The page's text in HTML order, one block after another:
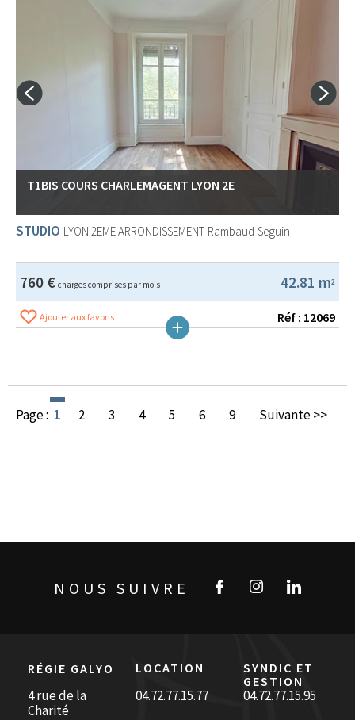
T1BIS COURS CHARLEMAGENT LYON 2E
STUDIO LYON 2EME ARRONDISSEMENT Rambaud-Seguin
42.81 m2
760 € charges comprises par mois
Ajouter aux favoris Réf : 12069
Page : 1 2 3 4 5 6 9 Suivante >>
NOUS SUIVRE
RÉGIE GALYO LOCATION
SYNDIC ET
GESTION
4 rue de la
Charité
04.72.77.15.77 04.72.77.15.95